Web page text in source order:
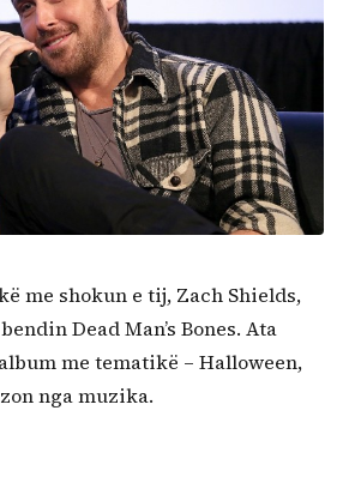
me shokun e tij, Zach Shields,
Dead Man’s Bones. Ata
me tematikë – Halloween,
nga muzika.